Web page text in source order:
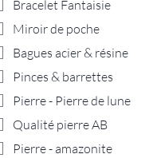
Bracelet Fantaisie
Miroir de poche
Bagues acier & résine
Pinces & barrettes
Pierre - Pierre de lune
Qualité pierre AB
Pierre - amazonite